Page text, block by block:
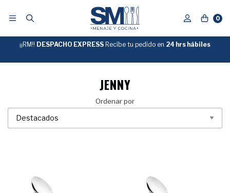
0
GRATIS
SOBRE
¡¡RM!! DESPACHO EXPRESS Recíbe tu pedido en 24 hrs hábiles
JENNY
Ordenar por